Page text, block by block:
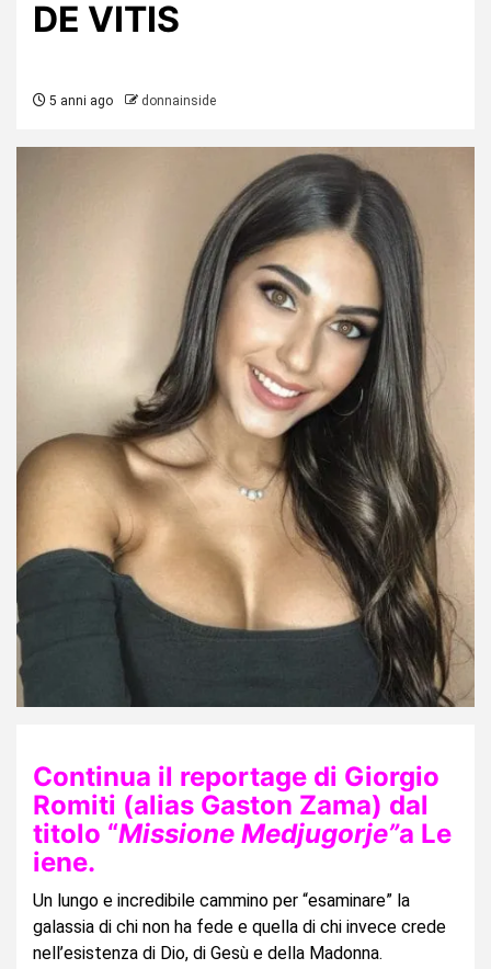
DE VITIS
5 anni ago donnainside
Continua il reportage di Giorgio
Romiti (alias Gaston Zama) dal
titolo “Missione Medjugorje”a Le
iene.
Un lungo e incredibile cammino per “esaminare” la
galassia di chi non ha fede e quella di chi invece crede
nell’esistenza di Dio, di Gesù e della Madonna.